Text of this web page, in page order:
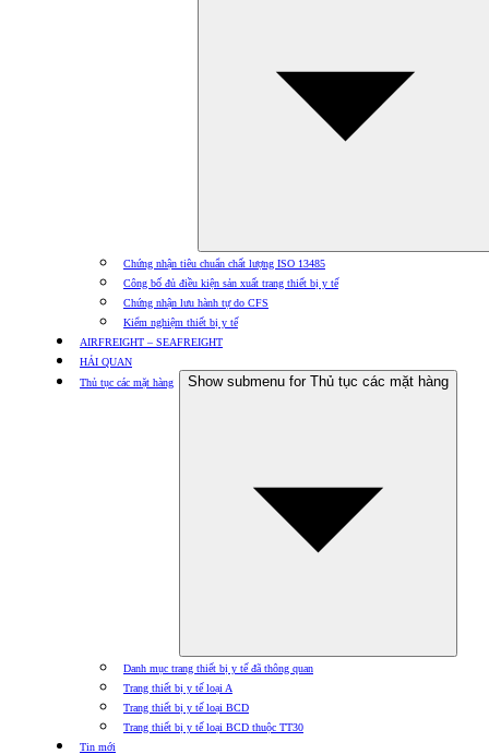
Chứng nhận tiêu chuẩn chất lượng ISO 13485
Công bố đủ điều kiện sản xuất trang thiết bị y tế
Chứng nhận lưu hành tự do CFS
Kiểm nghiệm thiết bị y tế
AIRFREIGHT – SEAFREIGHT
HẢI QUAN
Thủ tục các mặt hàng
Show submenu for Thủ tục các mặt hàng
Danh mục trang thiết bị y tế đã thông quan
Trang thiết bị y tế loại A
Trang thiết bị y tế loại BCD
Trang thiết bị y tế loại BCD thuộc TT30
Tin mới